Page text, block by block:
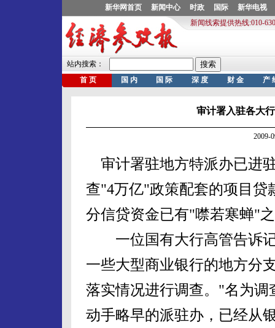
审计署入驻各大
2009-
审计署驻地方特派办已进
查"4万亿"政策配套的项目贷
分信贷资金已有"噤若寒蝉"
一位国有大行高管告诉记
一些大型商业银行的地方分
落实情况进行调查。"名为
动手略早的派驻办，已经从